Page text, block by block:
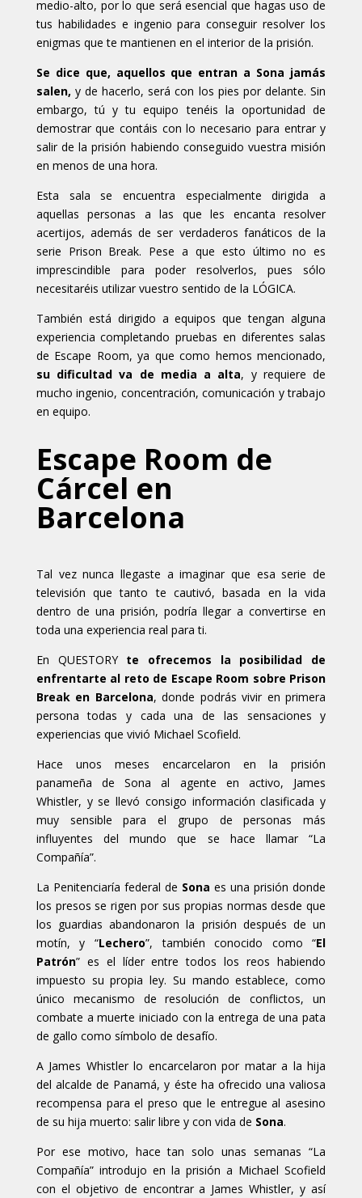
medio-alto, por lo que será esencial que hagas uso de
tus habilidades e ingenio para conseguir resolver los
enigmas que te mantienen en el interior de la prisión.
Se dice que, aquellos que entran a Sona jamás
salen, y de hacerlo, será con los pies por delante. Sin
embargo, tú y tu equipo tenéis la oportunidad de
demostrar que contáis con lo necesario para entrar y
salir de la prisión habiendo conseguido vuestra misión
en menos de una hora.
Esta sala se encuentra especialmente dirigida a
aquellas personas a las que les encanta resolver
acertijos, además de ser verdaderos fanáticos de la
serie Prison Break. Pese a que esto último no es
imprescindible para poder resolverlos, pues sólo
necesitaréis utilizar vuestro sentido de la LÓGICA.
También está dirigido a equipos que tengan alguna
experiencia completando pruebas en diferentes salas
de Escape Room, ya que como hemos mencionado,
su dificultad va de media a alta, y requiere de
mucho ingenio, concentración, comunicación y trabajo
en equipo.
Escape Room de
Cárcel en
Barcelona
Tal vez nunca llegaste aimaginar que esa serie de
televisión que tanto te cautivó, basada en la vida
dentro de una prisión, podría llegar a convertirse en
toda una experiencia real para ti.
En QUESTORY te ofrecemos la posibilidad de
enfrentarte al reto de Escape Room sobre Prison
Breaken Barcelona, donde podrás vivir en primera
persona todas y cada una de las sensaciones y
experiencias que vivió Michael Scofield.
Hace unos meses encarcelaron en la prisión
panameña de Sona al agente en activo, James
Whistler, y se llevó consigo información clasificada y
muy sensible para el grupo de personas más
influyentes del mundo que se hace llamar “La
Compañía”.
La Penitenciaría federal de Sona es una prisión donde
los presos se rigen por sus propias normas desde que
los guardias abandonaron la prisión después de un
motín, y “Lechero”, también conocido como “El
Patrón” es el líder entre todos los reos habiendo
impuesto su propia ley. Su mando establece, como
único mecanismo de resolución de conflictos, un
combate a muerte iniciado con la entrega de una pata
de gallo como símbolo de desafío.
A James Whistler lo encarcelaron por matar a la hija
del alcalde de Panamá, y éste ha ofrecido una valiosa
recompensa para el preso que le entregue al asesino
de su hija muerto: salir libre y con vida de Sona.
Por ese motivo, hace tan solo unas semanas “La
Compañía” introdujo en la prisión a Michael Scofield
con el objetivo de encontrar a James Whistler, y así